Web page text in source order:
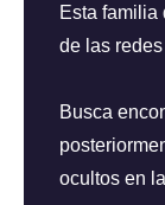
Esta familia
de las
Busca
ocultos en